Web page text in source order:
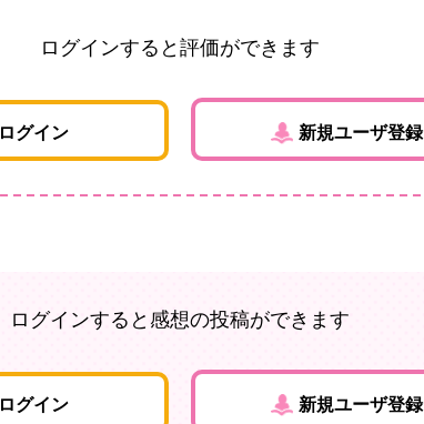
ログインすると評価ができます
ログイン 新規ユーザ登録
ログインすると感想の投稿ができます
ログイン 新規ユーザ登録